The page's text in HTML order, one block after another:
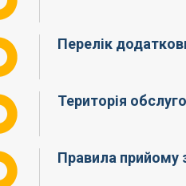
Перелік
Територія
Правила прийому